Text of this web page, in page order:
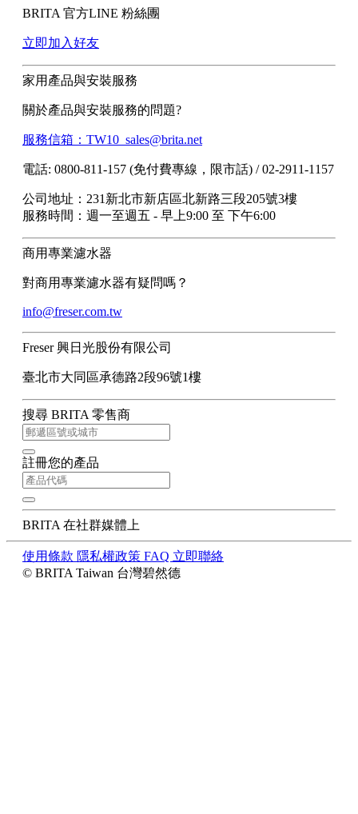
BRITA 官方LINE 粉絲團
立即加入好友
家用產品與安裝服務
關於產品與安裝服務的問題?
服務信箱：TW10_sales@brita.net
電話: 0800-811-157 (免付費專線，限市話) / 02-2911-1157
公司地址：231新北市新店區北新路三段205號3樓
服務時間：週一至週五 - 早上9:00 至 下午6:00
商用專業濾水器
對商用專業濾水器有疑問嗎？
info@freser.com.tw
Freser 興日光股份有限公司
臺北市大同區承德路2段96號1樓
搜尋 BRITA 零售商
註冊您的產品
BRITA 在社群媒體上
使用條款 隱私權政策 FAQ 立即聯絡
© BRITA Taiwan 台灣碧然德